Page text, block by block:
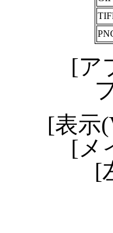
[ア
[表示
[メ
[